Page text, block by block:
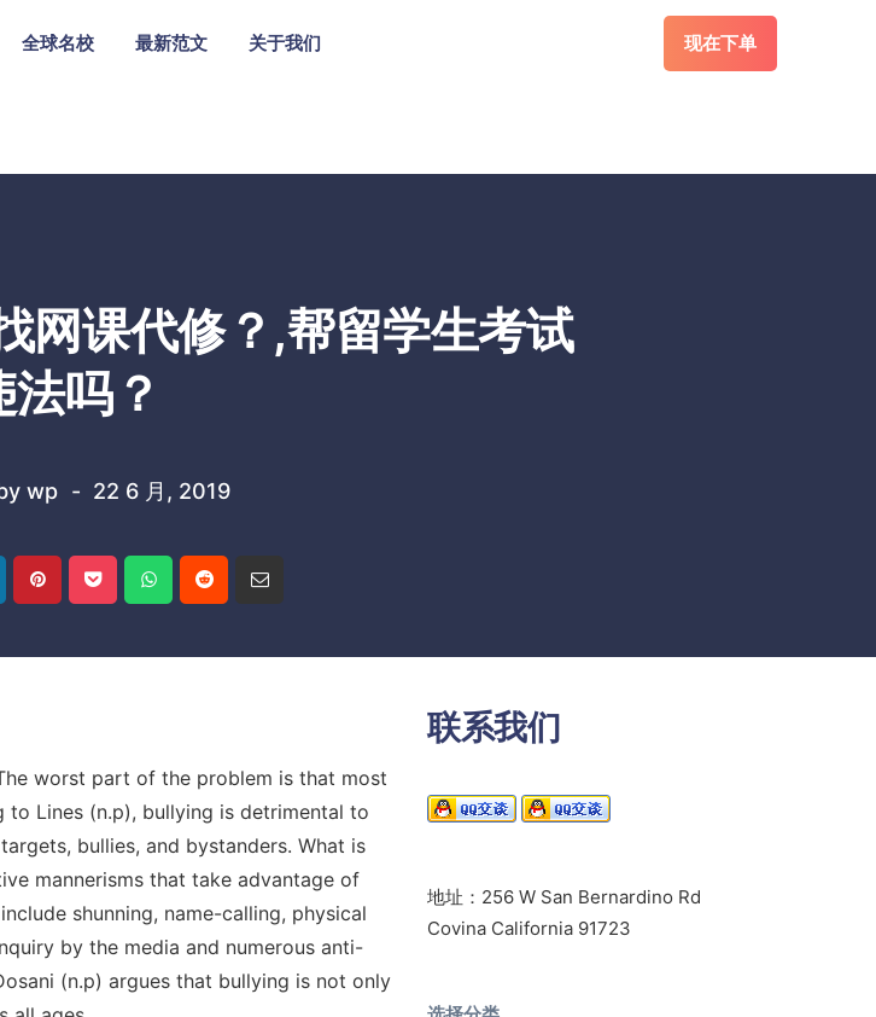
全球名校 最新范文 关于我们 现在下单
网课代修？,帮留学生考试
法吗？
wp 22 6 月, 2019
worst part of the problem is that most
to Lines (n.p), bullying is detrimental to
bullies, and bystanders. What is
mannerisms that take advantage of
shunning, name-calling, physical
by the media and numerous anti-
(n.p) argues that bullying is not only
联系我们
地址：256 W San Bernardino Rd
Covina California 91723